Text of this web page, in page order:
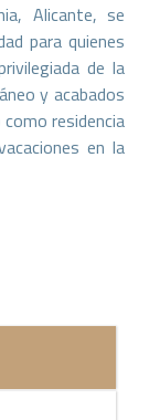
Alicante, se
para quienes
de la
y acabados
residencia
en la
Su superficie
al aire libre o